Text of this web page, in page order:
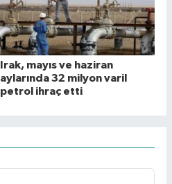
Irak, mayıs ve haziran
aylarında 32 milyon varil
petrol ihraç etti